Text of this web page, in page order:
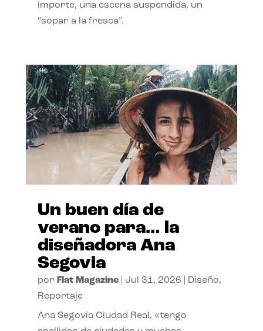
importe, una escena suspendida, un
“sopar a la fresca”.
Un buen día de
verano para… la
diseñadora Ana
Segovia
por Flat Magazine| Jul 31, 2026 Diseño,
Reportaje
Ana Segovia Ciudad Real, «tengo